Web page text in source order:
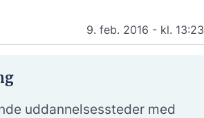
9. feb. 2016 - kl. 13:23
uddannelsessteder med